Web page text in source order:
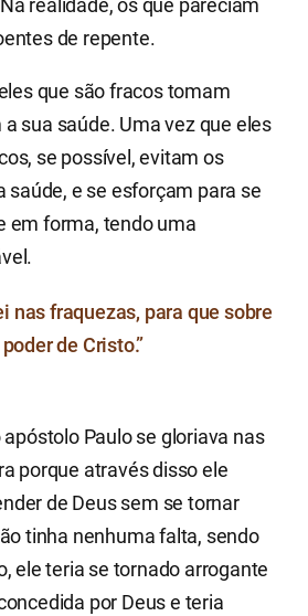
realidade, os que pareciam
de repente.
que são fracos tomam
sua saúde. Uma vez que eles
se possível, evitam os
saúde, e se esforçam para se
em forma, tendo uma
nas fraquezas, para que sobre
de Cristo.”
Paulo se gloriava nas
porque através disso ele
de Deus sem se tornar
tinha nenhuma falta, sendo
ele teria se tornado arrogante
por Deus e teria